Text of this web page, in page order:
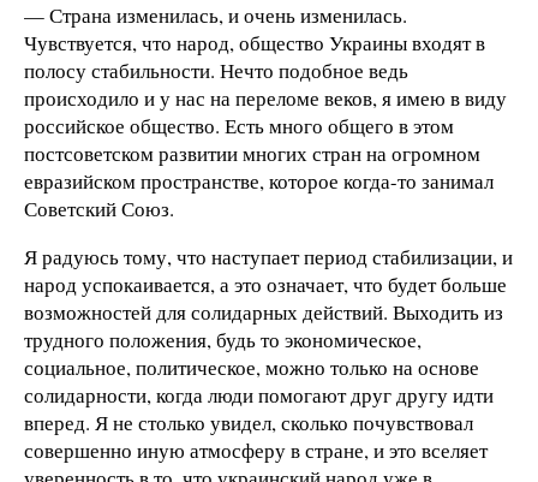
— Страна изменилась, и очень изменилась.
Чувствуется, что народ, общество Украины входят в
полосу стабильности. Нечто подобное ведь
происходило и у нас на переломе веков, я имею в виду
российское общество. Есть много общего в этом
постсоветском развитии многих стран на огромном
евразийском пространстве, которое когда-то занимал
Советский Союз.
Я радуюсь тому, что наступает период стабилизации, и
народ успокаивается, а это означает, что будет больше
возможностей для солидарных действий. Выходить из
трудного положения, будь то экономическое,
социальное, политическое, можно только на основе
солидарности, когда люди помогают друг другу идти
вперед. Я не столько увидел, сколько почувствовал
совершенно иную атмосферу в стране, и это вселяет